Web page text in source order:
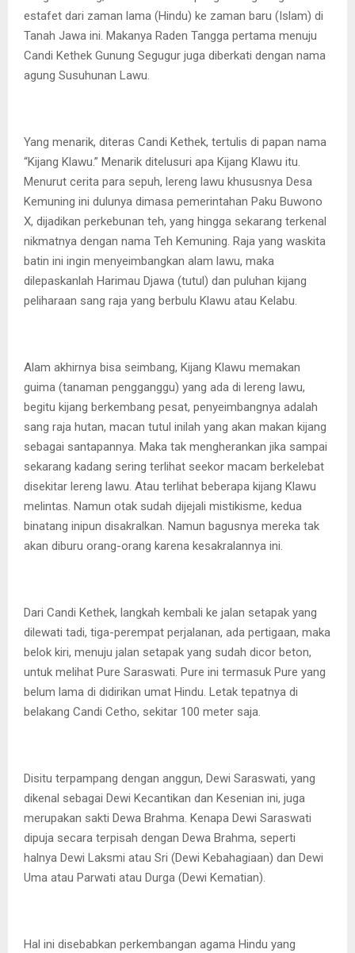
estafet dari zaman lama (Hindu) ke zaman baru (Islam) di
Tanah Jawa ini. Makanya Raden Tangga pertama menuju
Candi Kethek Gunung Segugur juga diberkati dengan nama
agung Susuhunan Lawu.
Yang menarik, diteras Candi Kethek, tertulis di papan nama
“Kijang Klawu.” Menarik ditelusuri apa Kijang Klawu itu.
Menurut cerita para sepuh, lereng lawu khususnya Desa
Kemuning ini dulunya dimasa pemerintahan Paku Buwono
X, dijadikan perkebunan teh, yang hingga sekarang terkenal
nikmatnya dengan nama Teh Kemuning. Raja yang waskita
batin ini ingin menyeimbangkan alam lawu, maka
dilepaskanlah Harimau Djawa (tutul) dan puluhan kijang
peliharaan sang raja yang berbulu Klawu atau Kelabu.
Alam akhirnya bisa seimbang, Kijang Klawu memakan
guima (tanaman pengganggu) yang ada di lereng lawu,
begitu kijang berkembang pesat, penyeimbangnya adalah
sang raja hutan, macan tutul inilah yang akan makan kijang
sebagai santapannya. Maka tak mengherankan jika sampai
sekarang kadang sering terlihat seekor macam berkelebat
disekitar lereng lawu. Atau terlihat beberapa kijang Klawu
melintas. Namun otak sudah dijejali mistikisme, kedua
binatang inipun disakralkan. Namun bagusnya mereka tak
akan diburu orang-orang karena kesakralannya ini.
Dari Candi Kethek, langkah kembali ke jalan setapak yang
dilewati tadi, tiga-perempat perjalanan, ada pertigaan, maka
belok kiri, menuju jalan setapak yang sudah dicor beton,
untuk melihat Pure Saraswati. Pure ini termasuk Pure yang
belum lama di didirikan umat Hindu. Letak tepatnya di
belakang Candi Cetho, sekitar 100 meter saja.
Disitu terpampang dengan anggun, Dewi Saraswati, yang
dikenal sebagai Dewi Kecantikan dan Kesenian ini, juga
merupakan sakti Dewa Brahma. Kenapa Dewi Saraswati
dipuja secara terpisah dengan Dewa Brahma, seperti
halnya Dewi Laksmi atau Sri (Dewi Kebahagiaan) dan Dewi
Uma atau Parwati atau Durga (Dewi Kematian).
Hal ini disebabkan perkembangan agama Hindu yang